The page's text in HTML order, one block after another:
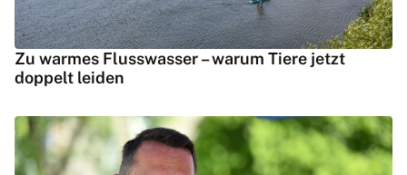
Zu warmes Flusswasser – warum Tiere jetzt
doppelt leiden